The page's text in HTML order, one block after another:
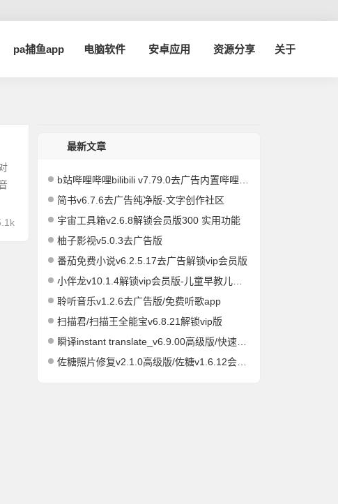
pa捕鱼app 电脑软件 安卓应用 资源分享 关于
最新文章
b站哔哩哔哩bilibili v7.79.0去广告内置哔哩漫游模块版/解锁实用功能
简书v6.7.6去广告纯净版-文字创作社区
宇宙工具箱v2.6.8解锁会员版300 实用功能
柚子影视v5.0.3去广告版
番茄免费小说v6.2.5.17去广告解锁vip会员版
小伴龙v10.1.4解锁vip会员版-儿童早教儿歌故事启蒙
聆听音乐v1.2.6去广告版/免费听歌app
扫描君/扫描王全能宝v6.8.21解锁vip版
瞬译instant translate_v6.9.00高级版/快速屏幕翻译
佐糖照片修复v2.1.0高级版/佐糖v1.6.12会员解锁版